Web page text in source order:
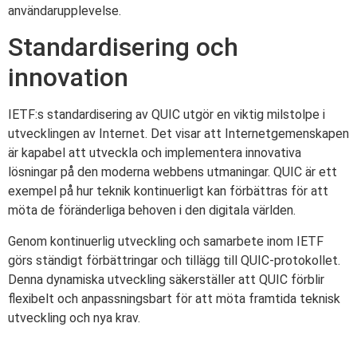
användarupplevelse.
Standardisering och
innovation
IETF:s standardisering av QUIC utgör en viktig milstolpe i
utvecklingen av Internet. Det visar att Internetgemenskapen
är kapabel att utveckla och implementera innovativa
lösningar på den moderna webbens utmaningar. QUIC är ett
exempel på hur teknik kontinuerligt kan förbättras för att
möta de föränderliga behoven i den digitala världen.
Genom kontinuerlig utveckling och samarbete inom IETF
görs ständigt förbättringar och tillägg till QUIC-protokollet.
Denna dynamiska utveckling säkerställer att QUIC förblir
flexibelt och anpassningsbart för att möta framtida teknisk
utveckling och nya krav.